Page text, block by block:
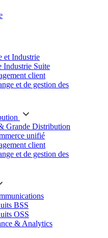
et Industrie
Industrie Suite
client
et de gestion des
Grande Distribution
unifié
client
et de gestion des
BSS
OSS
& Analytics